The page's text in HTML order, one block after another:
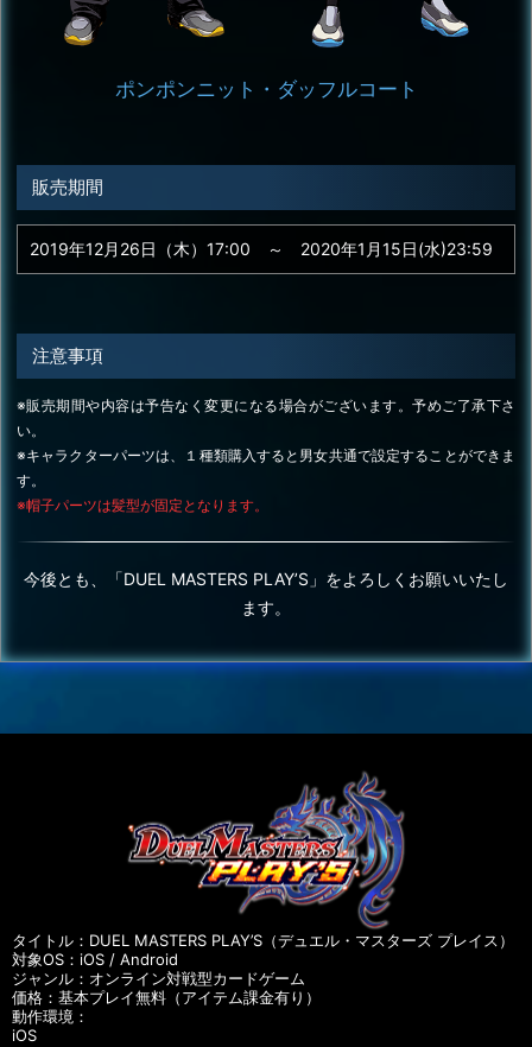
ポンポンニット・ダッフルコート
販売期間
2019年12月26日（木）17:00 ～ 2020年1月15日(水)23:59
注意事項
※販売期間や内容は予告なく変更になる場合がございます。予めご了承下さ
い。
※キャラクターパーツは、１種類購入すると男女共通で設定することができま
す。
※帽子パーツは髪型が固定となります。
今後とも、「DUEL MASTERS PLAY’S」をよろしくお願いいたし
ます。
タイトル：DUEL MASTERS PLAY’S（デュエル・マスターズ プレイス）
対象OS：iOS / Android
ジャンル：オンライン対戦型カードゲーム
価格：基本プレイ無料（アイテム課金有り）
動作環境：
iOS